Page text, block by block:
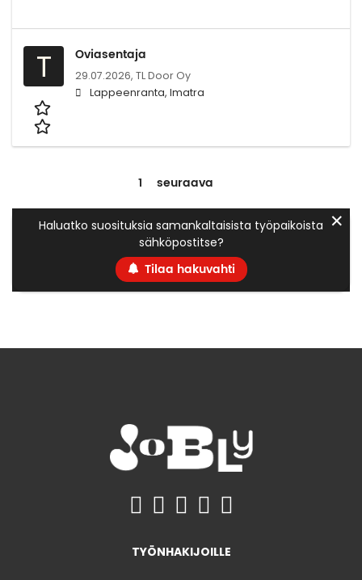
T Oviasentaja
29.07.2026, TL Door Oy
Lappeenranta, Imatra
1 seuraava
Haluatko suosituksia samankaltaisista työpaikoista
sähköpostitse?
Tilaa hakuvahti
✕
TYÖNHAKIJOILLE